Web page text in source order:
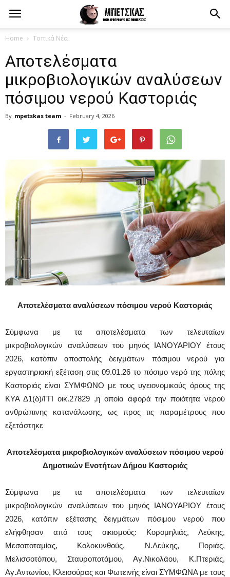
Home Τοπικά Νέα
Αποτελέσματα
μικροβιολογικών αναλύσεων
πόσιμου νερού Καστοριάς
By mpetskas team - February 4, 2026
Αποτελέσματα αναλύσεων πόσιμου νερού Καστοριάς
Σύμφωνα με τα αποτελέσματα των τελευταίων
μικροβιολογικών αναλύσεων του μηνός ΙΑΝΟΥΑΡΙΟΥ έτους
2026, κατόπιν αποστολής δειγμάτων πόσιμου νερού για
εργαστηριακή εξέταση στις 09.01.26 το πόσιμο νερό της πόλης
Καστοριάς είναι ΣΥΜΦΩΝΟ με τους υγειονομικούς όρους της
ΚΥΑ Δ1(δ)/ΓΠ οικ.27829 ,η οποία αφορά την ποιότητα νερού
ανθρώπινης κατανάλωσης, ως προς τις παραμέτρους που
εξετάστηκε
Αποτελέσματα μικροβιολογικών αναλύσεων πόσιμου νερού
Δημοτικών Ενοτήτων Δήμου Καστοριάς
Σύμφωνα με τα αποτελέσματα των τελευταίων
μικροβιολογικών αναλύσεων του μηνός ΙΑΝΟΥΑΡΙΟΥ έτους
2026, κατόπιν εξέτασης δειγμάτων πόσιμου νερού που
ελήφθησαν από τους οικισμούς: Κορομηλιάς, Λεύκης,
Μεσοποταμίας, Κολοκυνθούς, Ν.Λεύκης, Ποριάς,
Μελισσοτόπου, Σταυροποτάμου, Αγ.Νικολάου, Κ.Πτεριάς,
Αγ.Αντωνίου, Κλεισούρας και Φωτεινής είναι ΣΥΜΦΩΝΑ με τους